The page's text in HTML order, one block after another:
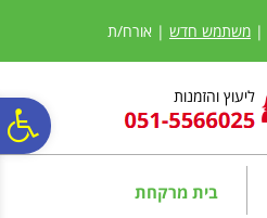
נגישות
אתר
המרכזי| משתמש חדש | אורח/ת
ליעוץ והזמנות
בית מרקחת